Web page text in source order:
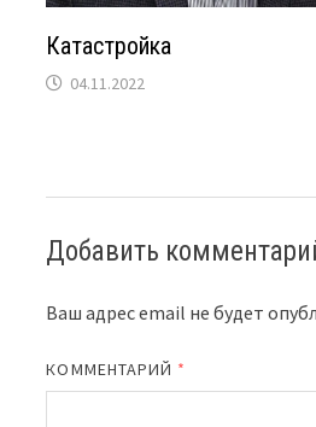
Катастройка
04.11.2022
Добавить
Ваш адрес email не будет
КОММЕНТАРИЙ *